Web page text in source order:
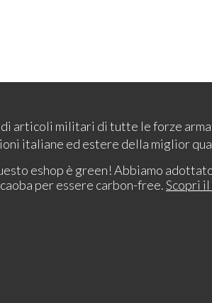
articoli militari di tutte le forze
italiane ed estere della miglior
eshop è green! Abbiamo
per essere carbon-free.Scopri